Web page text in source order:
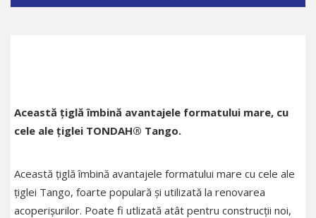
Această țiglă îmbină avantajele formatului mare, cu
cele ale țiglei TONDAH® Tango.
Această țiglă îmbină avantajele formatului mare cu cele ale
țiglei Tango, foarte populară și utilizată la renovarea
acoperișurilor. Poate fi utlizată atât pentru construcții noi,